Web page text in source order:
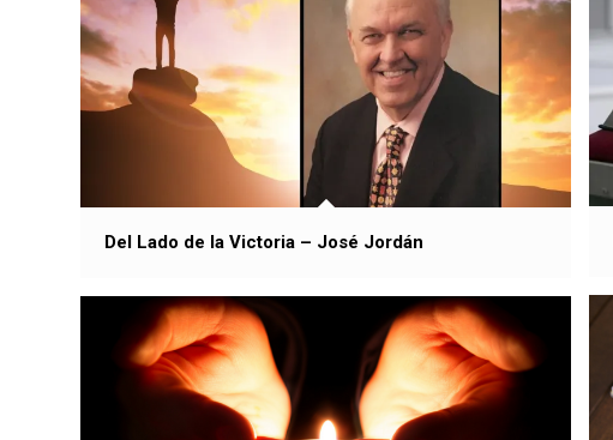
Del Lado de la Victoria – José Jordán